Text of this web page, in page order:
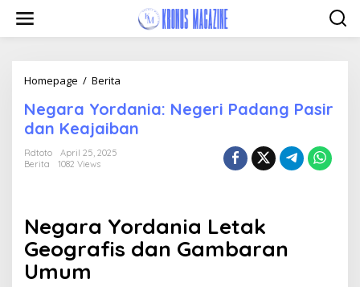
content
Homepage / Berita
Negeri
Padang
Pasir
Negara Yordania: Negeri Padang Pasir
dan Keajaiban
Rdtoto
April 25, 2025
Berita
1082 Views
Negara Yordania Letak
Geografis dan Gambaran
Umum